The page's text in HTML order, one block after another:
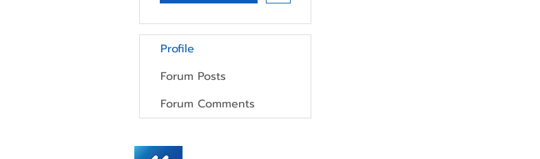
Profile
Forum Posts
Forum Comments